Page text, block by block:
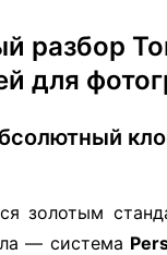
разбор
для
золотым
— система